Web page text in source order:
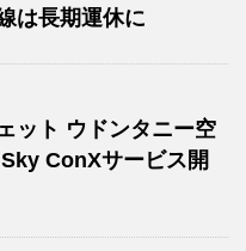
は長期運休に
ット ウドンタニー空
ConXサービス開